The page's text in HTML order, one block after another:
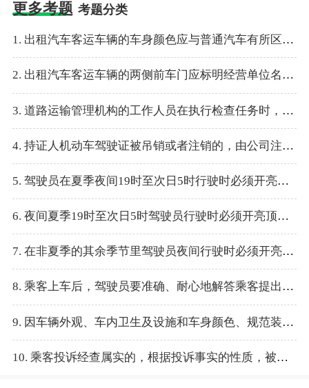
更多考题 考题分类
1. 出租汽车客运车辆的车身颜色应与普通汽车有所区别。
2. 出租汽车客运车辆的两侧前车门应标明经营单位名称和驾驶员电话。
3. 道路运输管理机构的工作人员在执行检查任务时，发现出租汽车客运车辆车内有异味、杂物的，无车座垫套的，应中止运行，责令企业限期整改。
4. 持证人机动车驾驶证被吊销或者注销的，由公司注销资格证和其相配发的服务监督卡。
5. 驾驶员在夏季夜间19时至次日5时行驶时必须开亮顶灯。
6. 夜间夏季19时至次日5时驾驶员行驶时必须开亮顶灯，这里的夏季指的是3月至6月。
7. 在非夏季的其余季节里驾驶员夜间行驶时必须开亮顶灯的时间段是18时至次日6时。
8. 乘客上车后，驾驶员要准确、耐心地解答乘客提出有关的问题。
9. 因车辆外观、车内卫生及设施和车身颜色、规范装置不符合要求被责令整改的，企业应在3日内整改完毕，并组织驾驶员学习、考试。
10. 乘客投诉经查属实的，根据投诉事实的性质，被投诉人有过错的，由被投诉人向投诉人赔礼道歉并赔偿损失。